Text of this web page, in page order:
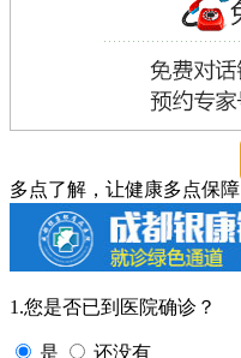
多点了解，让健康多点保障
1.您是否已到医院确诊？
是 还没有